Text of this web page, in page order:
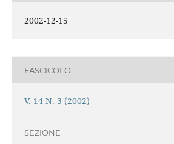
2002-12-15
FASCICOLO
V. 14 N. 3 (2002)
SEZIONE